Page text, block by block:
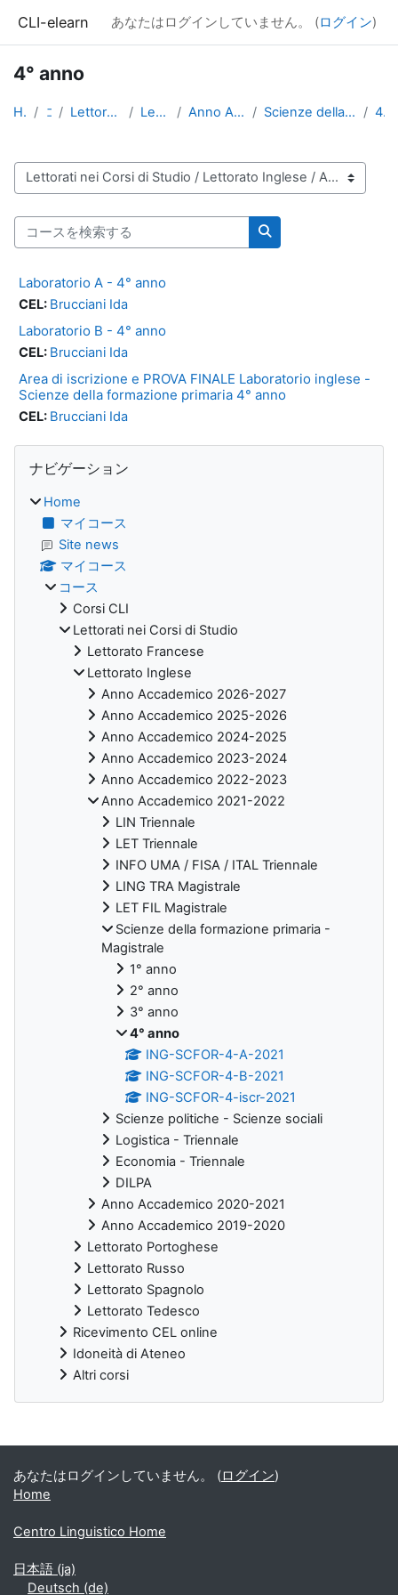
CLI-elearn あなたはログインしていません。 (ログイン)
4° anno
Home コース Lettorati nei Corsi di Studio Lettorato Inglese Anno Accademico 2021-2022 Scienze della formazione primaria - Magistrale 4° anno
コースカテゴリ
コースを検索する
コースを検索する
Laboratorio A - 4° anno
CEL: Brucciani Ida
Laboratorio B - 4° anno
CEL: Brucciani Ida
Area di iscrizione e PROVA FINALE Laboratorio inglese -
Scienze della formazione primaria 4° anno
CEL: Brucciani Ida
ブロック
ナビゲーション
Home
マイコース
Site news
マイコース
コース
Corsi CLI
Lettorati nei Corsi di Studio
Lettorato Francese
Lettorato Inglese
Anno Accademico 2026-2027
Anno Accademico 2025-2026
Anno Accademico 2024-2025
Anno Accademico 2023-2024
Anno Accademico 2022-2023
Anno Accademico 2021-2022
LIN Triennale
LET Triennale
INFO UMA / FISA / ITAL Triennale
LING TRA Magistrale
LET FIL Magistrale
Scienze della formazione primaria -
Magistrale
1° anno
2° anno
3° anno
4° anno
ING-SCFOR-4-A-2021
ING-SCFOR-4-B-2021
ING-SCFOR-4-iscr-2021
Scienze politiche - Scienze sociali
Logistica - Triennale
Economia - Triennale
DILPA
Anno Accademico 2020-2021
Anno Accademico 2019-2020
Lettorato Portoghese
Lettorato Russo
Lettorato Spagnolo
Lettorato Tedesco
Ricevimento CEL online
Idoneità di Ateneo
Altri corsi
補助ブロック
あなたはログインしていません。 (ログイン)
Home
Centro Linguistico Home
日本語 ‎(ja)‎
Deutsch ‎(de)‎